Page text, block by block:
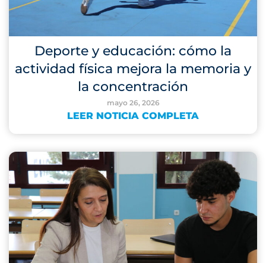
Deporte y educación: cómo la
actividad física mejora la memoria y
la concentración
mayo 26, 2026
LEER NOTICIA COMPLETA